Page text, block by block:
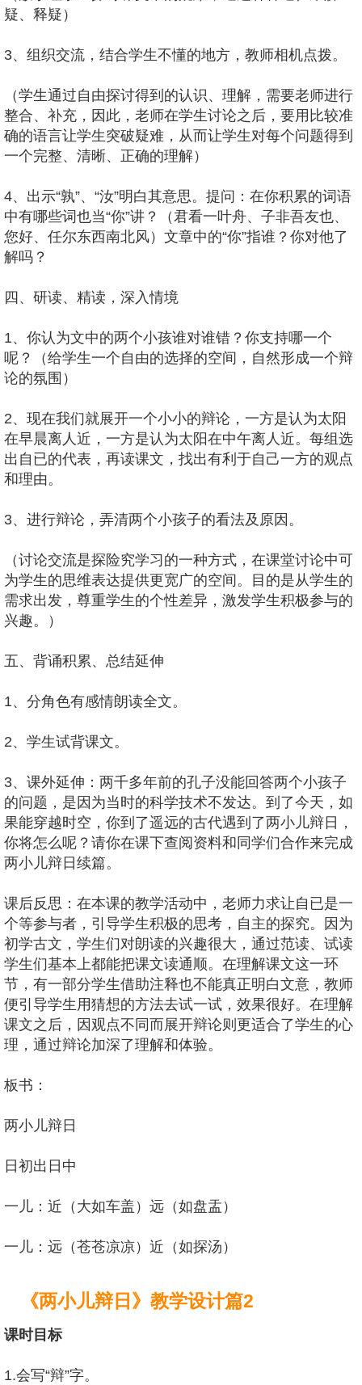
疑、释疑）
3、组织交流，结合学生不懂的地方，教师相机点拨。
（学生通过自由探讨得到的认识、理解，需要老师进行
整合、补充，因此，老师在学生讨论之后，要用比较准
确的语言让学生突破疑难，从而让学生对每个问题得到
一个完整、清晰、正确的理解）
4、出示“孰”、“汝”明白其意思。提问：在你积累的词语
中有哪些词也当“你”讲？（君看一叶舟、子非吾友也、
您好、任尔东西南北风）文章中的“你”指谁？你对他了
解吗？
四、研读、精读，深入情境
1、你认为文中的两个小孩谁对谁错？你支持哪一个
呢？（给学生一个自由的选择的空间，自然形成一个辩
论的氛围）
2、现在我们就展开一个小小的辩论，一方是认为太阳
在早晨离人近，一方是认为太阳在中午离人近。每组选
出自已的代表，再读课文，找出有利于自己一方的观点
和理由。
3、进行辩论，弄清两个小孩子的看法及原因。
（讨论交流是探险究学习的一种方式，在课堂讨论中可
为学生的思维表达提供更宽广的空间。目的是从学生的
需求出发，尊重学生的个性差异，激发学生积极参与的
兴趣。）
五、背诵积累、总结延伸
1、分角色有感情朗读全文。
2、学生试背课文。
3、课外延伸：两千多年前的孔子没能回答两个小孩子
的问题，是因为当时的科学技术不发达。到了今天，如
果能穿越时空，你到了遥远的古代遇到了两小儿辩日，
你将怎么呢？请你在课下查阅资料和同学们合作来完成
两小儿辩日续篇。
课后反思：在本课的教学活动中，老师力求让自已是一
个等参与者，引导学生积极的思考，自主的探究。因为
初学古文，学生们对朗读的兴趣很大，通过范读、试读
学生们基本上都能把课文读通顺。在理解课文这一环
节，有一部分学生借助注释也不能真正明白文意，教师
便引导学生用猜想的方法去试一试，效果很好。在理解
课文之后，因观点不同而展开辩论则更适合了学生的心
理，通过辩论加深了理解和体验。
板书：
两小儿辩日
日初出日中
一儿：近（大如车盖）远（如盘盂）
一儿：远（苍苍凉凉）近（如探汤）
《两小儿辩日》教学设计篇2
课时目标
1.会写“辩”字。